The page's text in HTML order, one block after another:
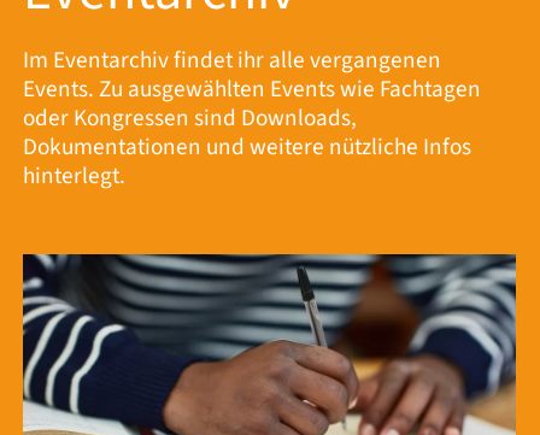
Im Eventarchiv findet ihr alle vergangenen
Events. Zu ausgewählten Events wie Fachtagen
oder Kongressen sind Downloads,
Dokumentationen und weitere nützliche Infos
hinterlegt.